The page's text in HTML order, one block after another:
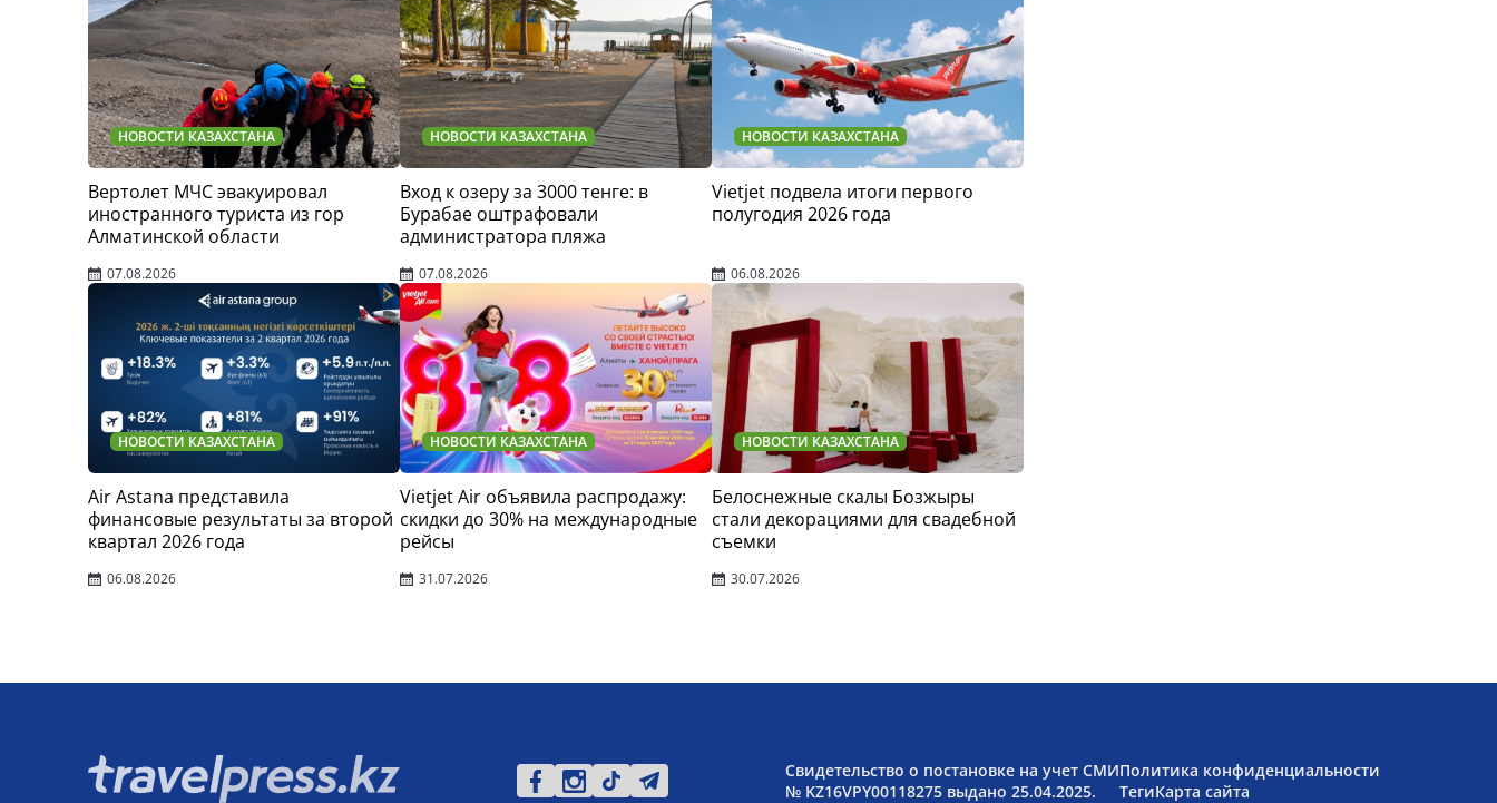
НОВОСТИ КАЗАХСТАНА
Вертолет МЧС эвакуировал
иностранного туриста из гор
Алматинской области
07.08.2026
НОВОСТИ КАЗАХСТАНА
Вход к озеру за 3000 тенге: в
Бурабае оштрафовали
администратора пляжа
07.08.2026
НОВОСТИ КАЗАХСТАНА
Vietjet подвела итоги первого
полугодия 2026 года
06.08.2026
НОВОСТИ КАЗАХСТАНА
Air Astana представила
финансовые результаты за второй
квартал 2026 года
06.08.2026
НОВОСТИ КАЗАХСТАНА
Vietjet Air объявила распродажу:
скидки до 30% на международные
рейсы
31.07.2026
НОВОСТИ КАЗАХСТАНА
Белоснежные скалы Бозжыры
стали декорациями для свадебной
съемки
30.07.2026
Свидетельство о постановке на учет СМИ
№ KZ16VPY00118275 выдано 25.04.2025.
Политика конфиденциальности
ТегиКарта сайта